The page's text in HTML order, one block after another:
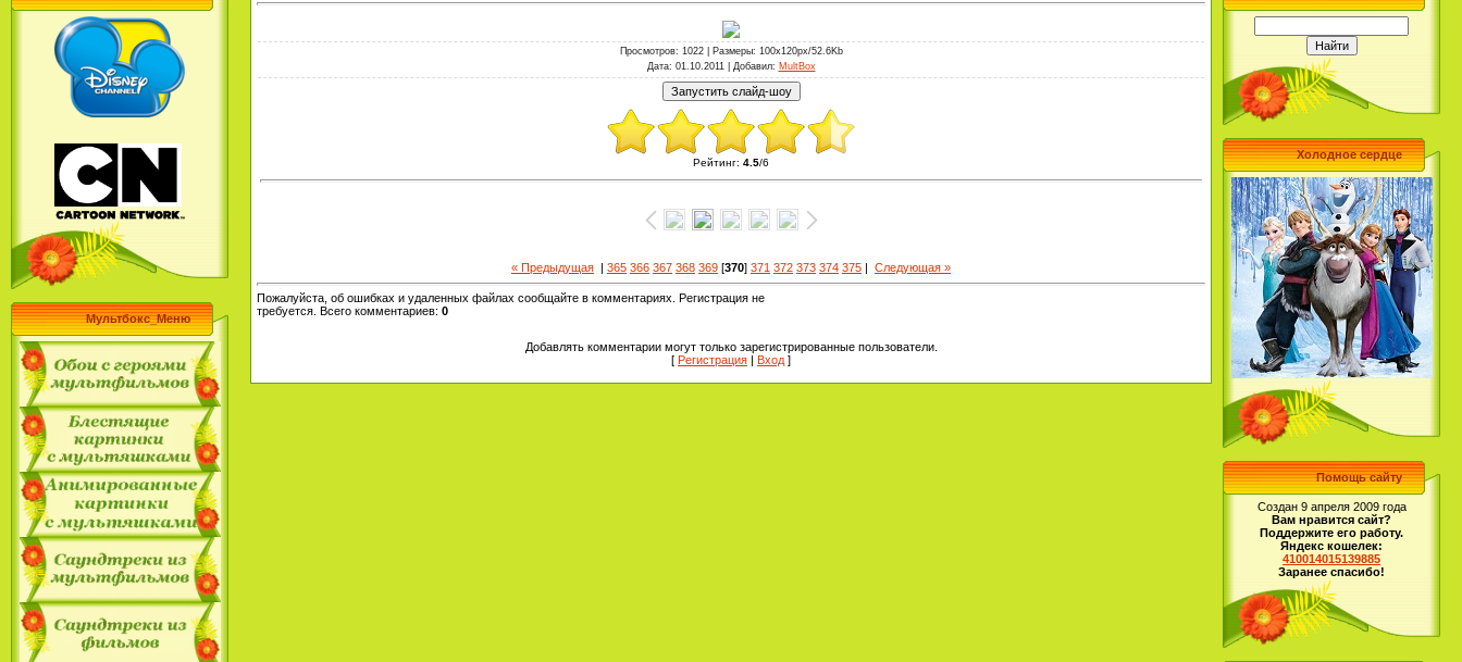
Мультбокс_Меню
Просмотров: 1022 | Размеры: 100x120px/52.6Kb
Дата: 01.10.2011 | Добавил: MultBox
Рейтинг: 4.5/6
« Предыдущая | 365 366 367 368 369 [370] 371 372 373 374 375 | Следующая »
Пожалуйста, об ошибках и удаленных файлах сообщайте в комментариях. Регистрация не
требуется. Всего комментариев: 0
Добавлять комментарии могут только зарегистрированные пользователи.
[ Регистрация Вход ]
Холодное сердце
Помощь сайту
Создан 9 апреля 2009 года
Вам нравится сайт?
Поддержите его работу.
Яндекс кошелек:
410014015139885
Заранее спасибо!